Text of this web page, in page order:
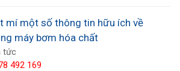
thiết bị bị ăn mòn là một mối
mí một số thông tin hữu ích về
máy bơm hóa chất
tức
492 169